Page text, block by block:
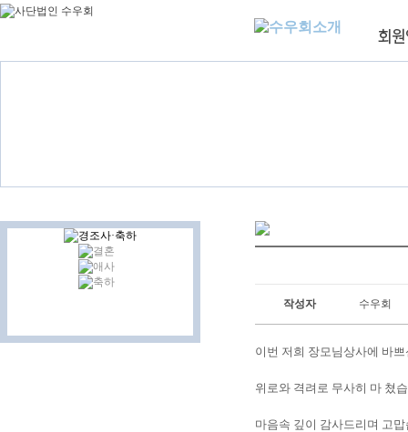
작성자 수우회
이번 저희 장모님상사에 바
위로와 격려로 무사히 마 쳤
마음속 깊이 감사드리며 고